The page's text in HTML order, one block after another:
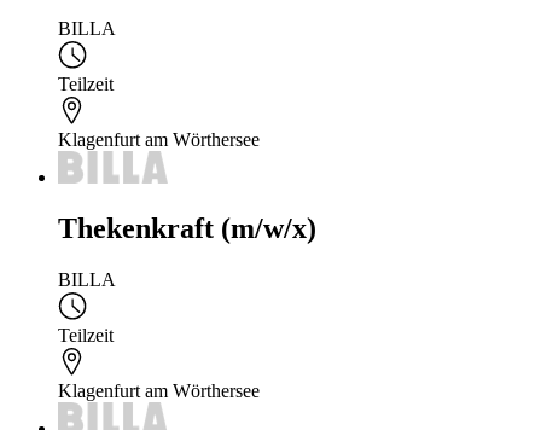
BILLA
Teilzeit
Klagenfurt am Wörthersee
Thekenkraft (m/w/x)
BILLA
Teilzeit
Klagenfurt am Wörthersee